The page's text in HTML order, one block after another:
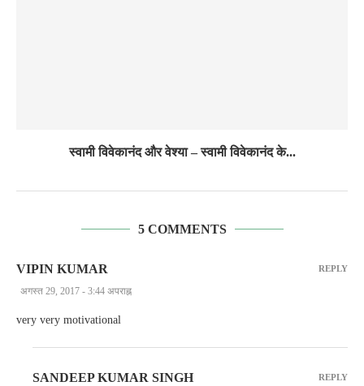
स्वामी विवेकानंद और वेश्या – स्वामी विवेकानंद के...
5 COMMENTS
VIPIN KUMAR
अगस्त 29, 2017 - 3:44 अपराह्न
very very motivational
REPLY
SANDEEP KUMAR SINGH REPLY